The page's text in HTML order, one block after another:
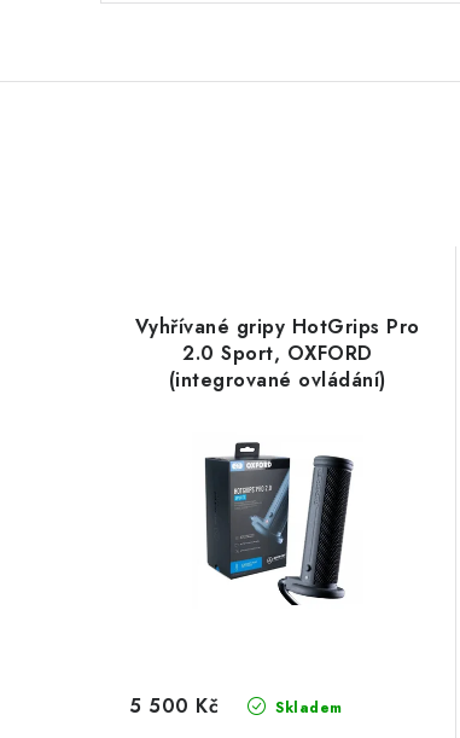
Vyhřívané gripy HotGrips Pro
2.0 Sport, OXFORD
(integrované ovládání)
Skladem
5 500 Kč